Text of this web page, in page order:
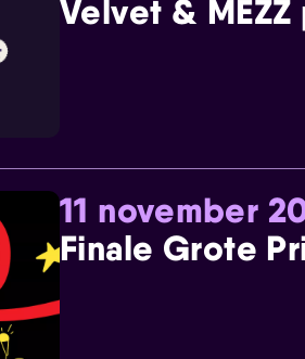
Velvet &
11 november
Finale Grote